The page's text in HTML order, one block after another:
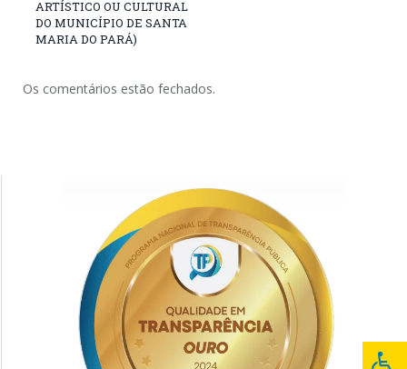
ARTÍSTICO OU CULTURAL
DO MUNICÍPIO DE SANTA
MARIA DO PARÁ)
Os comentários estão fechados.